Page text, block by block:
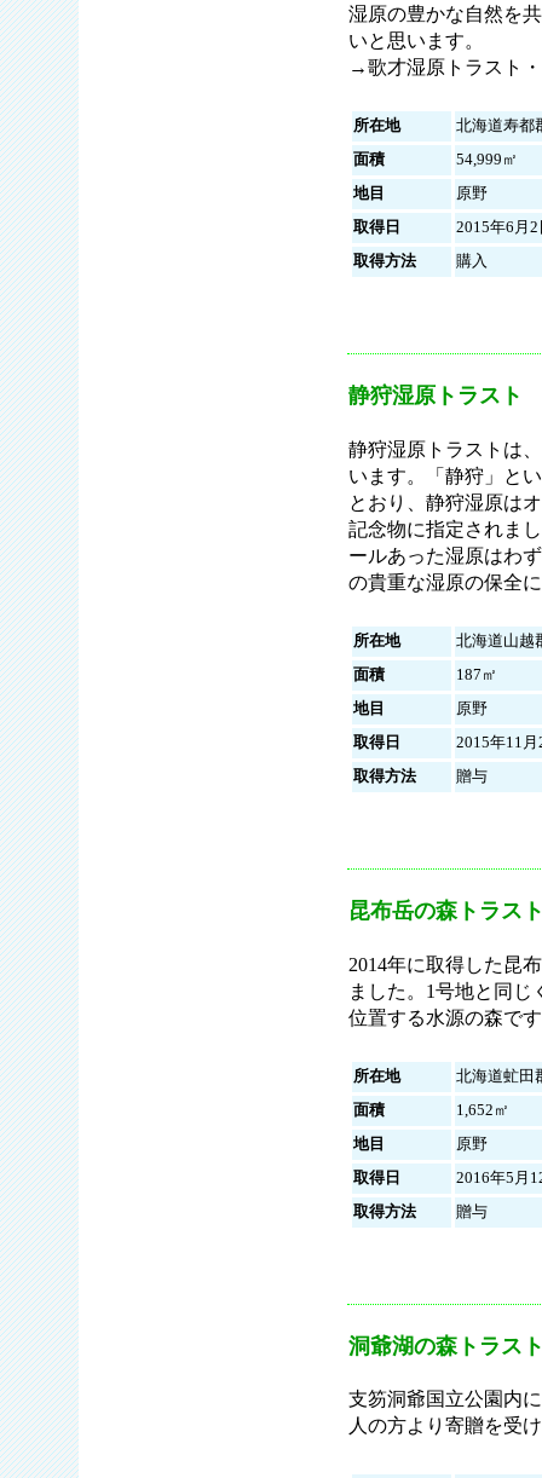
湿原の豊かな自然を
いと思います。
→歌才湿原トラスト
所在地
北海道寿都
面積
54,999㎡
地目
原野
取得日
2015年6月2
取得方法
購入
静狩湿原トラスト
静狩湿原トラストは
います。「静狩」と
とおり、静狩湿原は
記念物に指定されま
ールあった湿原はわ
の貴重な湿原の保全
所在地
北海道山越
面積
187㎡
地目
原野
取得日
2015年11月
取得方法
贈与
昆布岳の森トラス
2014年に取得した昆
ました。1号地と同
位置する水源の森で
所在地
北海道虻田
面積
1,652㎡
地目
原野
取得日
2016年5月
取得方法
贈与
洞爺湖の森トラス
支笏洞爺国立公園内
人の方より寄贈を受